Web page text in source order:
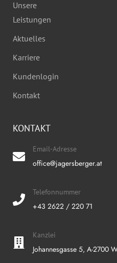
Unsere
Leistungen
Aktuelles
Karriere
Kundenlogin
Kontakt
KONTAKT
Email-Adresse
office@jagersberger.at
Telefonnummer
+43 2622 / 220 71
Kanzlei
Johannesgasse 5, A-2700